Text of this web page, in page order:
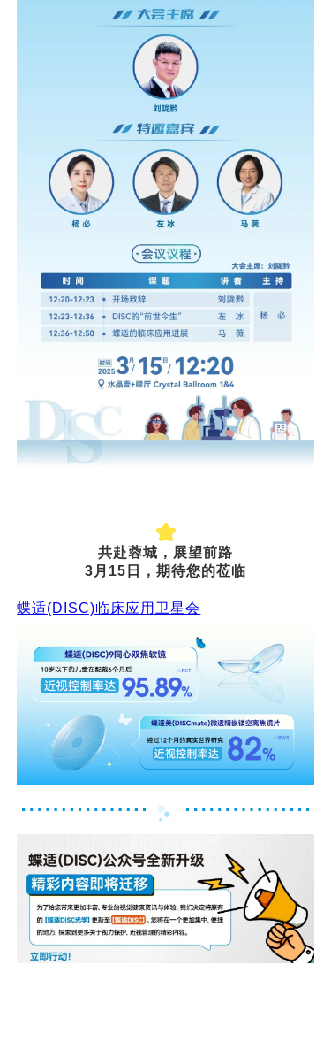
共赴蓉城，展望前路
3月15日， 期待您的莅临
蝶适(DISC)临床应用卫星会